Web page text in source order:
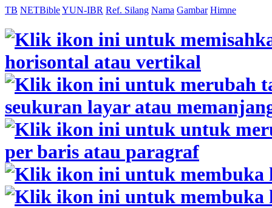
TB NETBibleYUN-IBR Ref. Silang Nama Gambar Himne